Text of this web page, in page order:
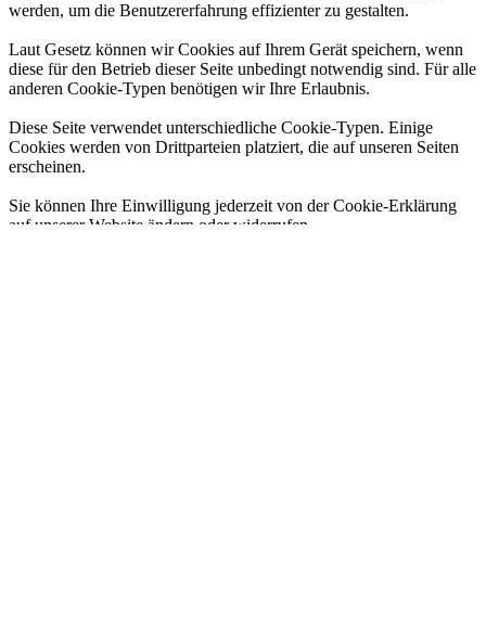
werden, um die Benutzererfahrung effizienter zu gestalten.
Laut Gesetz können wir Cookies auf Ihrem Gerät speichern, wenn
diese für den Betrieb dieser Seite unbedingt notwendig sind. Für alle
anderen Cookie-Typen benötigen wir Ihre Erlaubnis.
Diese Seite verwendet unterschiedliche Cookie-Typen. Einige
Cookies werden von Drittparteien platziert, die auf unseren Seiten
erscheinen.
Sie können Ihre Einwilligung jederzeit von der Cookie-Erklärung
auf unserer Website ändern oder widerrufen.